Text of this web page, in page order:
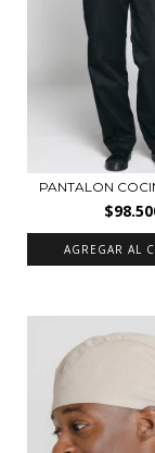
PANTALON
AGREGAR AL